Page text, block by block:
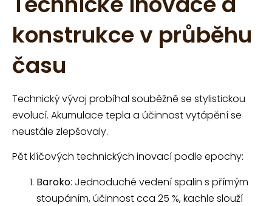
konstrukce v průběhu
času
Technický vývoj probíhal souběžně se stylistickou
evolucí. Akumulace tepla a účinnost vytápění se
neustále zlepšovaly.
Pět klíčových technických inovací podle epochy:
Baroko: Jednoduché vedení spalin s přímým
stoupáním, účinnost cca 25 %, kachle slouží